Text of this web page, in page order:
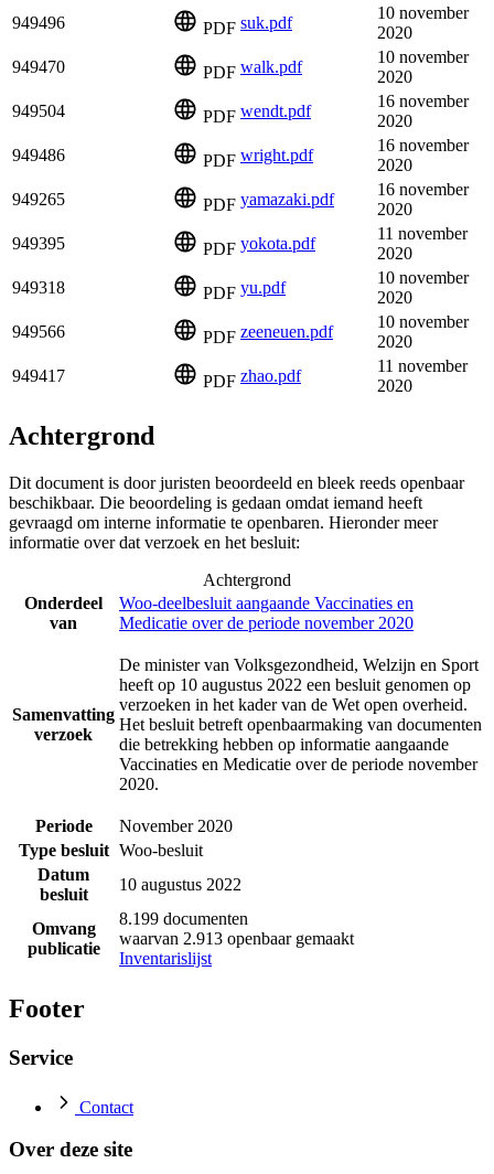
949496
PDF suk.pdf
10 november
2020
949470
PDF walk.pdf
10 november
2020
949504
PDF wendt.pdf
16 november
2020
949486
PDF wright.pdf
16 november
2020
949265
PDF yamazaki.pdf
16 november
2020
949395
PDF yokota.pdf
11 november
2020
949318
PDF yu.pdf
10 november
2020
949566
PDF zeeneuen.pdf
10 november
2020
949417
PDF zhao.pdf
11 november
2020
Achtergrond
Dit document is door juristen beoordeeld en bleek reeds openbaar
beschikbaar. Die beoordeling is gedaan omdat iemand heeft
gevraagd om interne informatie te openbaren. Hieronder meer
informatie over dat verzoek en het besluit:
Achtergrond
Onderdeel
van
Woo-deelbesluit aangaande Vaccinaties en
Medicatie over de periode november 2020
Samenvatting
verzoek
De minister van Volksgezondheid, Welzijn en Sport
heeft op 10 augustus 2022 een besluit genomen op
verzoeken in het kader van de Wet open overheid.
Het besluit betreft openbaarmaking van documenten
die betrekking hebben op informatie aangaande
Vaccinaties en Medicatie over de periode november
2020.
Periode
November 2020
Type besluit Woo-besluit
Datum
besluit
10 augustus 2022
Omvang
publicatie
8.199 documenten
waarvan 2.913 openbaar gemaakt
Inventarislijst
Footer
Service
Contact
Over deze site